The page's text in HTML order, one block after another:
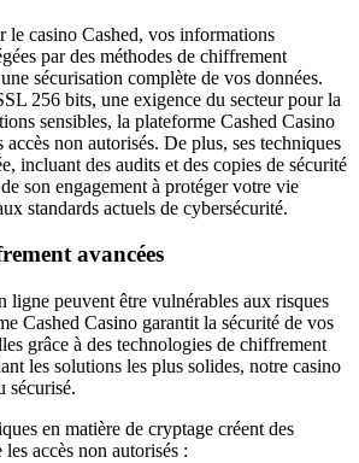
le casino Cashed, vos informations
par des méthodes de chiffrement
sécurisation complète de vos données.
256 bits, une exigence du secteur pour la
sensibles, la plateforme Cashed Casino
non autorisés. De plus, ses techniques
incluant des audits et des copies de sécurité
son engagement à protéger votre vie
standards actuels de cybersécurité.
avancées
ligne peuvent être vulnérables aux risques
Cashed Casino garantit la sécurité de vos
grâce à des technologies de chiffrement
les solutions les plus solides, notre casino
sécurisé.
en matière de cryptage créent des
accès non autorisés :